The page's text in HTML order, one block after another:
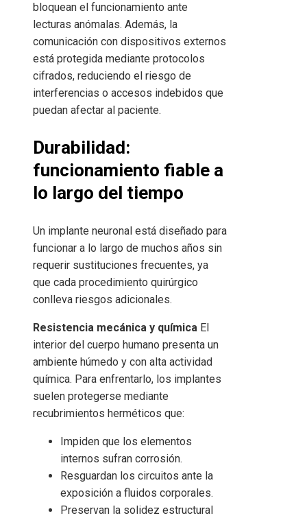
bloquean el funcionamiento ante
lecturas anómalas. Además, la
comunicación con dispositivos externos
está protegida mediante protocolos
cifrados, reduciendo el riesgo de
interferencias o accesos indebidos que
puedan afectar al paciente.
Durabilidad:
funcionamiento fiable a
lo largo del tiempo
Un implante neuronal está diseñado para
funcionar a lo largo de muchos años sin
requerir sustituciones frecuentes, ya
que cada procedimiento quirúrgico
conlleva riesgos adicionales.
Resistencia mecánica y química El
interior del cuerpo humano presenta un
ambiente húmedo y con alta actividad
química. Para enfrentarlo, los implantes
suelen protegerse mediante
recubrimientos herméticos que:
Impiden que los elementos
internos sufran corrosión.
Resguardan los circuitos ante la
exposición a fluidos corporales.
Preservan la solidez estructural